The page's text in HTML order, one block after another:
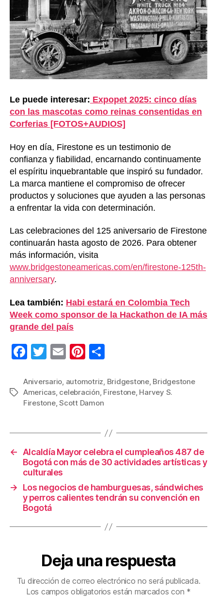
Le puede interesar: Expopet 2025: cinco días
con las mascotas como reinas consentidas en
Corferias [FOTOS+AUDIOS]
Hoy en día, Firestone es un testimonio de
confianza y fiabilidad, encarnando continuamente
el espíritu inquebrantable que inspiró su fundador.
La marca mantiene el compromiso de ofrecer
productos y soluciones que ayuden a las personas
a enfrentar la vida con determinación.
Las celebraciones del 125 aniversario de Firestone
continuarán hasta agosto de 2026. Para obtener
más información, visita
www.bridgestoneamericas.com/en/firestone-125th-
anniversary.
Lea también: Habi estará en Colombia Tech
Week como sponsor de la Hackathon de IA más
grande del país
F
c
e
o
o
k
T
tt
er
E
ail
Pi
er
e
m
p
tir
Etiquetas
Aniversario, automotriz, Bridgestone, Bridgestone
Americas, celebración, Firestone, Harvey S.
Firestone,Scott Damon
←
Alcaldía Mayor celebra el cumpleaños 487 de
Bogotá con más de 30 actividades artísticas y
culturales
→
Los negocios de hamburguesas, sándwiches
y perros calientes tendrán su convención en
Bogotá
Deja una respuesta
Tu dirección de correo electrónico no será publicada.
Los campos obligatorios están marcados con *